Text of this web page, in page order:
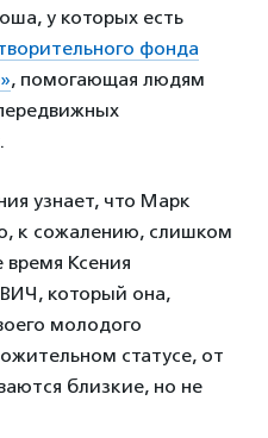
у которых есть
фонда
, помогающая людям
узнает, что Марк
к сожалению, слишком
время Ксения
который она,
молодого
статусе, от
близкие, но не